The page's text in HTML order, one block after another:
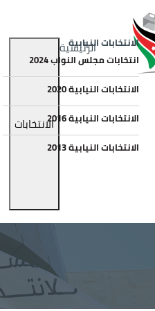
Main navigation
الرئيسية
الانتخابات
الانتخابات النيابية
انتخابات مجلس النواب 2024
الانتخابات النيابية 2020
الانتخابات النيابية 2016
الانتخابات النيابية 2013